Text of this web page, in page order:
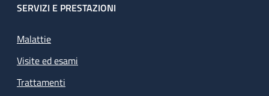
SERVIZI E PRESTAZIONI
Malattie
Visite ed esami
Trattamenti